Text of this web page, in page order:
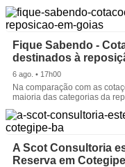
Fique Sabendo -
destinados à
6 ago. • 17h00
Na comparação com as
maioria das categorias da
A Scot Consultoria
Reserva em